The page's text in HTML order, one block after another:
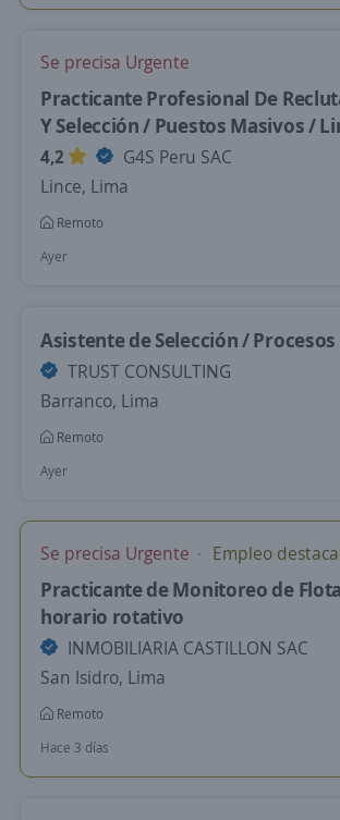
Se precisa Urgente
Practicante Profesional De
Y Selección / Puestos Masivos /
4,2
G4S Peru SAC
Lince, Lima
Remoto
Ayer
Asistente de Selección /
TRUST CONSULTING
Barranco, Lima
Remoto
Ayer
Se precisa Urgente Empleo
Practicante de Monitoreo de
horario rotativo
INMOBILIARIA CASTILLON SAC
San Isidro, Lima
Remoto
Hace 3 días